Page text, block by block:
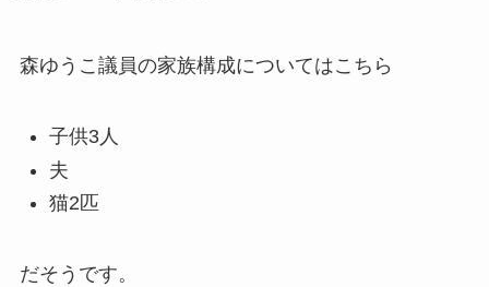
森ゆうこ議員の家族構成についてはこちら
子供3人
夫
猫2匹
だそうです。